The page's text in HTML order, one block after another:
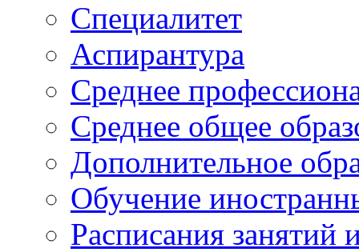
Специалитет
Аспирантура
Среднее
Среднее общее
Дополнительное
Обучение
Расписания занятий